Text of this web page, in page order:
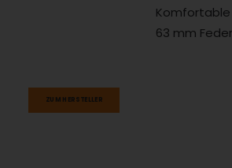
63 mm
ZUM HERSTELLER